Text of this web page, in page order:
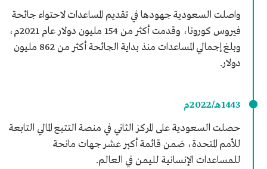
واصلت السعودية جهودها في تقديم المساعدات لاحتواء جائحة
فيروس كورونا، وقدمت أكثر من 154 مليون دولار عام 2021م،
وبلغ إجمالي المساعدات منذ بداية الجائحة أكثر من 862 مليون
دولار.
1443هـ/2022م
حصلت السعودية على المركز الثاني في منصة التتبع المالي التابعة
للأمم المتحدة، ضمن قائمة أكبر عشر جهات مانحة
للمساعدات الإنسانية لليمن في العالم.